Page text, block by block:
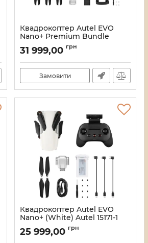
Квадрокоптер Autel EVO
Nano+ Premium Bundle
(White) Autel 15175-1
Артикул:21_11843/15175
31 999,00 грн
Замовити
Квадрокоптер Autel EVO
Nano+ (White) Autel 15171-1
Артикул:21_11839/15171
25 999,00 грн